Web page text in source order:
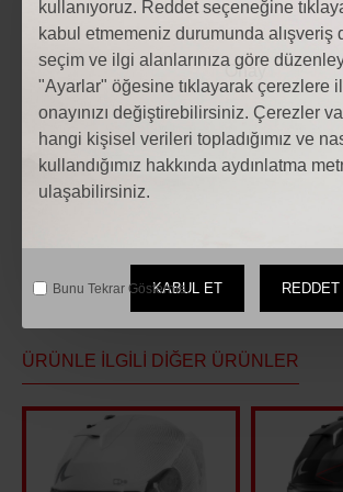
kullanıyoruz. Reddet seçeneğine
kabul etmemeniz durumunda alışveriş
seçim ve ilgi alanlarınıza göre
"Ayarlar" öğesine tıklayarak çerezlere
onayınızı değiştirebilirsiniz. Çerezler
hangi kişisel verileri topladığımız ve
kullandığımız hakkında aydınlatma
ulaşabilirsiniz.
KABUL ET REDDET
Bunu Tekrar Gösterme.
Etiketler:
Motosiklet VEXO CAYENNE MONT
Motosiklet VEXO CAYENNE MONT SİYAH
Motosiklet Modelleri
motosiklet Aksesuarları
Motosiklet yedek parça
ÜRÜNLE İLGILI DIĞER ÜRÜNLER